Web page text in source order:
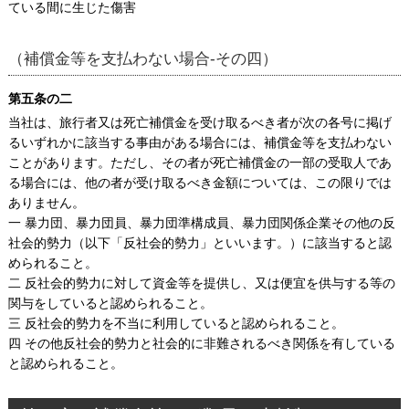
ている間に生じた傷害
（補償金等を支払わない場合-その四）
第五条の二
当社は、旅行者又は死亡補償金を受け取るべき者が次の各号に掲げ
るいずれかに該当する事由がある場合には、補償金等を支払わない
ことがあります。ただし、その者が死亡補償金の一部の受取人であ
る場合には、他の者が受け取るべき金額については、この限りでは
ありません。
一 暴力団、暴力団員、暴力団準構成員、暴力団関係企業その他の反
社会的勢力（以下「反社会的勢力」といいます。）に該当すると認
められること。
二 反社会的勢力に対して資金等を提供し、又は便宜を供与する等の
関与をしていると認められること。
三 反社会的勢力を不当に利用していると認められること。
四 その他反社会的勢力と社会的に非難されるべき関係を有している
と認められること。